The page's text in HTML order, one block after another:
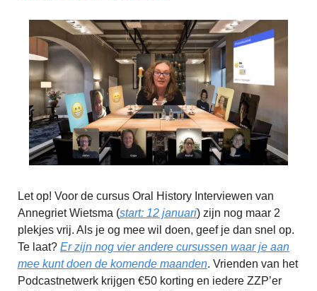
Let op! Voor de cursus Oral History Interviewen van
Annegriet Wietsma (start: 12 januari) zijn nog maar 2
plekjes vrij. Als je og mee wil doen, geef je dan snel op.
Te laat? Er zijn nog vier andere cursussen waar je aan
mee kunt doen de komende maanden. Vrienden van het
Podcastnetwerk krijgen €50 korting en iedere ZZP’er